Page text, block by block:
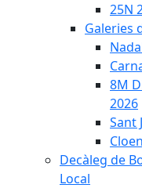
25N
Galeries
8M
2026
Sant
Decàleg de
Local